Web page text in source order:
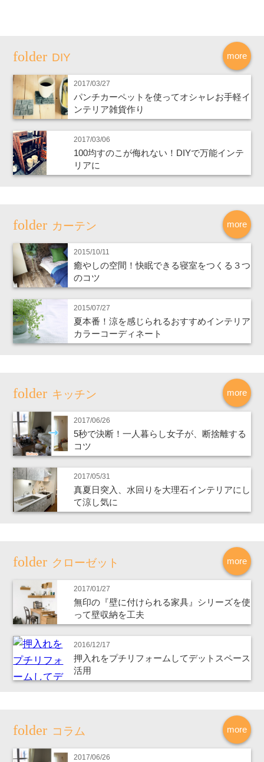
more
DIY
2017/03/27
パンチカーペットを使ってオシャレお手軽イ
ンテリア雑貨作り
2017/03/06
100均すのこが侮れない！DIYで万能インテ
リアに
more
カーテン
2015/10/11
癒やしの空間！快眠できる寝室をつくる３つ
のコツ
2015/07/27
夏本番！涼を感じられるおすすめインテリア
カラーコーディネート
more
キッチン
2017/06/26
5秒で決断！一人暮らし女子が、断捨離する
コツ
2017/05/31
真夏日突入、水回りを大理石インテリアにし
て涼し気に
more
クローゼット
2017/01/27
無印の『壁に付けられる家具』シリーズを使
って壁収納を工夫
2016/12/17
押入れをプチリフォームしてデットスペース
活用
more
コラム
2017/06/26